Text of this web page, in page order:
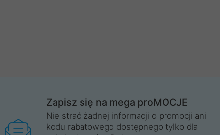
Zapisz się na mega proMOCJE
Nie strać żadnej informacji o promocji ani
kodu rabatowego dostępnego tylko dla